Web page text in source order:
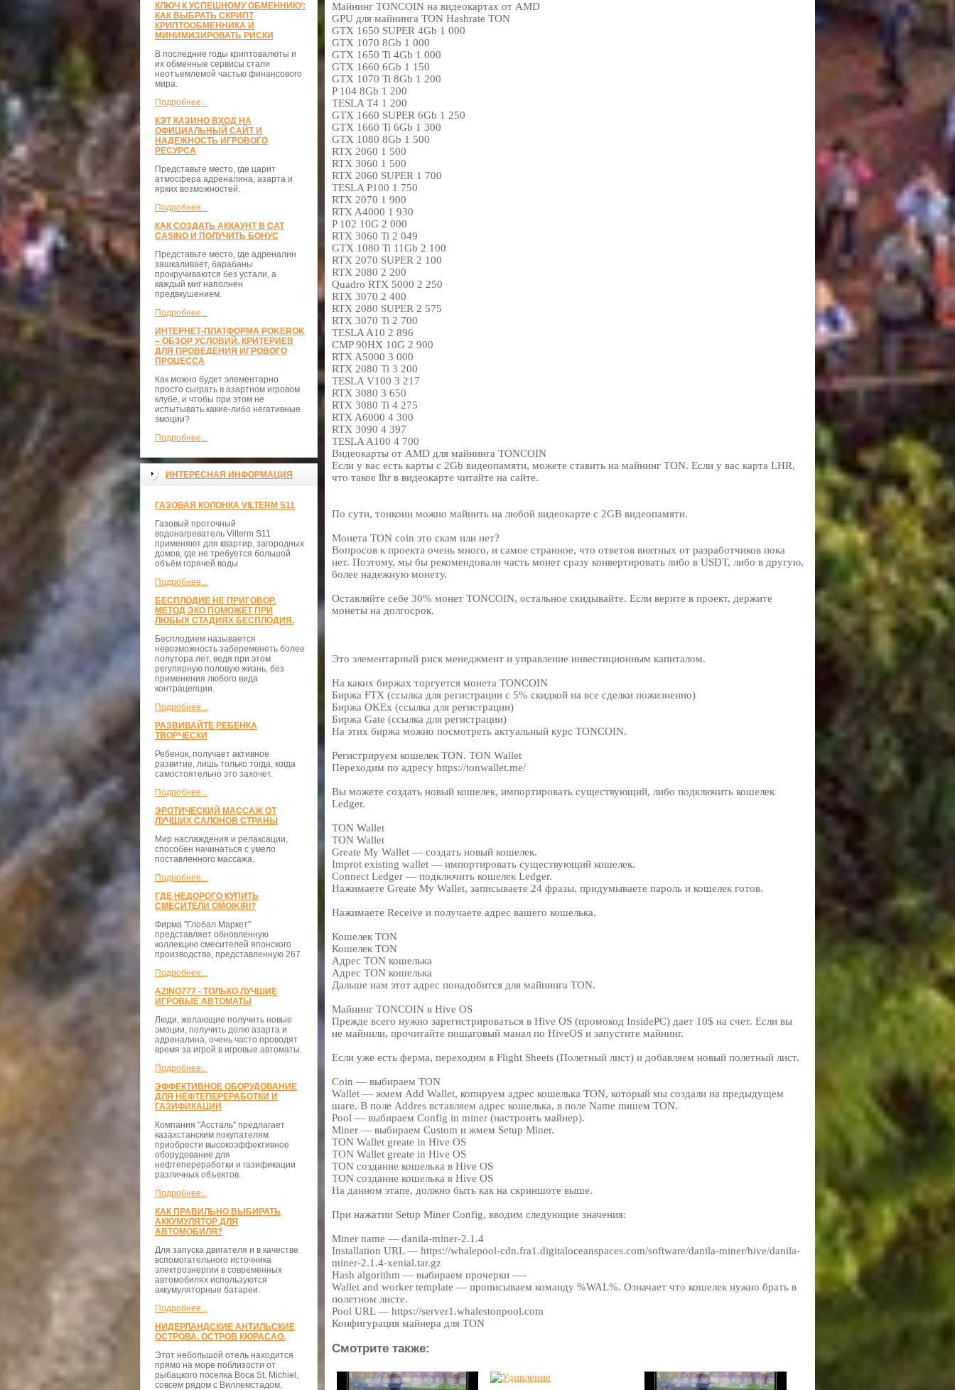
КЛЮЧ К УСПЕШНОМУ ОБМЕННИКУ:
КАК ВЫБРАТЬ СКРИПТ
КРИПТООБМЕННИКА И
МИНИМИЗИРОВАТЬ РИСКИ
В последние годы криптовалюты и
их обменные сервисы стали
неотъемлемой частью финансового
мира.
Подробнее...
КЭТ КАЗИНО ВХОД НА
ОФИЦИАЛЬНЫЙ САЙТ И
НАДЕЖНОСТЬ ИГРОВОГО
РЕСУРСА
Представьте место, где царит
атмосфера адреналина, азарта и
ярких возможностей.
Подробнее...
КАК СОЗДАТЬ АККАУНТ В CAT
CASINO И ПОЛУЧИТЬ БОНУС
Представьте место, где адреналин
зашкаливает, барабаны
прокручиваются без устали, а
каждый миг наполнен
предвкушением.
Подробнее...
ИНТЕРНЕТ-ПЛАТФОРМА POKEROK
– ОБЗОР УСЛОВИЙ, КРИТЕРИЕВ
ДЛЯ ПРОВЕДЕНИЯ ИГРОВОГО
ПРОЦЕССА
Как можно будет элементарно
просто сыграть в азартном игровом
клубе, и чтобы при этом не
испытывать какие-либо негативные
эмоции?
Подробнее...
ИНТЕРЕСНАЯ ИНФОРМАЦИЯ
ГАЗОВАЯ КОЛОНКА VILTERM S11
Газовый проточный
водонагреватель Vilterm S11
применяют для квартир, загородных
домов, где не требуется большой
объём горячей воды
Подробнее...
БЕСПЛОДИЕ НЕ ПРИГОВОР.
МЕТОД ЭКО ПОМОЖЕТ ПРИ
ЛЮБЫХ СТАДИЯХ БЕСПЛОДИЯ.
Бесплодием называется
невозможность забеременеть более
полутора лет, ведя при этом
регулярную половую жизнь, без
применения любого вида
контрацепции.
Подробнее...
РАЗВИВАЙТЕ РЕБЕНКА
ТВОРЧЕСКИ
Ребенок, получает активное
развитие, лишь только тогда, когда
самостоятельно это захочет.
Подробнее...
ЭРОТИЧЕСКИЙ МАССАЖ ОТ
ЛУЧШИХ САЛОНОВ СТРАНЫ
Мир наслаждения и релаксации,
способен начинаться с умело
поставленного массажа.
Подробнее...
ГДЕ НЕДОРОГО КУПИТЬ
СМЕСИТЕЛИ OMOIKIRI?
Фирма "Глобал Маркет"
представляет обновленную
коллекцию смесителей японского
производства, представленную 267
Подробнее...
AZINO777 - ТОЛЬКО ЛУЧШИЕ
ИГРОВЫЕ АВТОМАТЫ
Люди, желающие получить новые
эмоции, получить долю азарта и
адреналина, очень часто проводят
время за игрой в игровые автоматы.
Подробнее...
ЭФФЕКТИВНОЕ ОБОРУДОВАНИЕ
ДЛЯ НЕФТЕПЕРЕРАБОТКИ И
ГАЗИФИКАЦИИ
Компания "Ассталь" предлагает
казахстанским покупателям
приобрести высокоэффективное
оборудование для
нефтепереработки и газификации
различных объектов.
Подробнее...
КАК ПРАВИЛЬНО ВЫБИРАТЬ
АККУМУЛЯТОР ДЛЯ
АВТОМОБИЛЯ?
Для запуска двигателя и в качестве
вспомогательного источника
электроэнергии в современных
автомобилях используются
аккумуляторные батареи.
Подробнее...
НИДЕРЛАНДСКИЕ АНТИЛЬСКИЕ
ОСТРОВА. ОСТРОВ КЮРАСАО.
Этот небольшой отель находится
прямо на море поблизости от
рыбацкого поселка Boca St. Michiel,
совсем рядом с Виллемстадом.
Майнинг TONCOIN на видеокартах от AMD
GPU для майнинга TON Hashrate TON
GTX 1650 SUPER 4Gb 1 000
GTX 1070 8Gb 1 000
GTX 1650 Ti 4Gb 1 000
GTX 1660 6Gb 1 150
GTX 1070 Ti 8Gb 1 200
P 104 8Gb 1 200
TESLA T4 1 200
GTX 1660 SUPER 6Gb 1 250
GTX 1660 Ti 6Gb 1 300
GTX 1080 8Gb 1 500
RTX 2060 1 500
RTX 3060 1 500
RTX 2060 SUPER 1 700
TESLA P100 1 750
RTX 2070 1 900
RTX A4000 1 930
P 102 10G 2 000
RTX 3060 Ti 2 049
GTX 1080 Ti 11Gb 2 100
RTX 2070 SUPER 2 100
RTX 2080 2 200
Quadro RTX 5000 2 250
RTX 3070 2 400
RTX 2080 SUPER 2 575
RTX 3070 Ti 2 700
TESLA A10 2 896
CMP 90HX 10G 2 900
RTX A5000 3 000
RTX 2080 Ti 3 200
TESLA V100 3 217
RTX 3080 3 650
RTX 3080 Ti 4 275
RTX A6000 4 300
RTX 3090 4 397
TESLA A100 4 700
Видеокарты от AMD для майнинга TONCOIN
Если у вас есть карты с 2Gb видеопамяти, можете ставить на майнинг TON. Если у вас карта LHR,
что такое lhr в видеокарте читайте на сайте.
По сути, тонкоин можно майнить на любой видеокарте с 2GB видеопамяти.
Монета TON coin это скам или нет?
Вопросов к проекта очень много, и самое странное, что ответов внятных от разработчиков пока
нет. Поэтому, мы бы рекомендовали часть монет сразу конвертировать либо в USDT, либо в другую,
более надежную монету.
Оставляйте себе 30% монет TONCOIN, остальное скидывайте. Если верите в проект, держите
монеты на долгосрок.
Это элементарный риск менеджмент и управление инвестиционным капиталом.
На каких биржах торгуется монета TONCOIN
Биржа FTX (ссылка для регистрации с 5% скидкой на все сделки пожизненно)
Биржа OKEx (ссылка для регистрации)
Биржа Gate (ссылка для регистрации)
На этих биржа можно посмотреть актуальный курс TONCOIN.
Регистрируем кошелек TON. TON Wallet
Переходим по адресу https://tonwallet.me/
Вы можете создать новый кошелек, импортировать существующий, либо подключить кошелек
Ledger.
TON Wallet
TON Wallet
Greate My Wallet — создать новый кошелек.
Improt existing wallet — импортировать существующий кошелек.
Connect Ledger — подключить кошелек Ledger.
Нажимаете Greate My Wallet, записываете 24 фразы, придумываете пароль и кошелек готов.
Нажимаете Receive и получаете адрес вашего кошелька.
Кошелек TON
Кошелек TON
Адрес TON кошелька
Адрес TON кошелька
Дальше нам этот адрес понадобится для майнинга TON.
Майнинг TONCOIN в Hive OS
Прежде всего нужно зарегистрироваться в Hive OS (промокод InsidePC) дает 10$ на счет. Если вы
не майнили, прочитайте пошаговый манал по HiveOS и запустите майнинг.
Если уже есть ферма, переходим в Flight Sheets (Полетный лист) и добавляем новый полетный лист.
Coin — выбираем TON
Wallet — жмем Add Wallet, копируем адрес кошелька TON, который мы создали на предыдущем
шаге. В поле Addres вставляем адрес кошелька, в поле Name пишем TON.
Pool — выбираем Config in miner (настроить майнер).
Miner — выбираем Custom и жмем Setup Miner.
TON Wallet greate in Hive OS
TON Wallet greate in Hive OS
TON создание кошелька в Hive OS
TON создание кошелька в Hive OS
На данном этапе, должно быть как на скриншоте выше.
При нажатии Setup Miner Config, вводим следующие значения:
Miner name — danila-miner-2.1.4
Installation URL — https://whalepool-cdn.fra1.digitaloceanspaces.com/software/danila-miner/hive/danila-
miner-2.1.4-xenial.tar.gz
Hash algorithm — выбираем прочерки —-
Wallet and worker template — прописываем команду %WAL%. Означает что кошелек нужно брать в
полетном листе.
Pool URL — https://server1.whalestonpool.com
Конфигурация майнера для TON
Смотрите также: